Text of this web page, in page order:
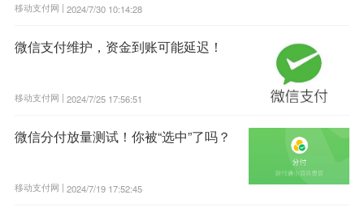
移动支付网 | 2024/7/30 10:14:28
微信支付维护，资金到账可能延迟！
移动支付网 | 2024/7/25 17:56:51
微信分付放量测试！你被“选中”了吗？
移动支付网 | 2024/7/19 17:52:45